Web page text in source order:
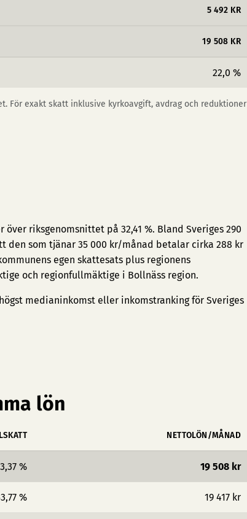
5 492 KR
19 508 KR
22,0 %
För exakt skatt inklusive kyrkoavgift, avdrag och reduktioner
riksgenomsnittet på 32,41 %. Bland Sveriges 290
som tjänar 35 000 kr/månad betalar cirka 288 kr
egen skattesats plus regionens
och regionfullmäktige i Bollnäss region.
medianinkomst eller inkomstranking för Sveriges
lön
NETTOLÖN/MÅNAD
% 19 508 kr
% 19 417 kr